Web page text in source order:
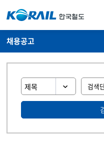
채용공고